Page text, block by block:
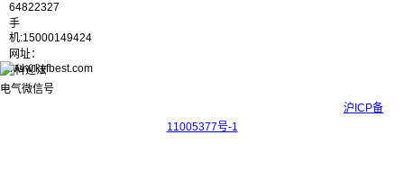
64822327
手
机:15000149424
网址：
www.kyfbest.com
沪ICP备
11005377号-1